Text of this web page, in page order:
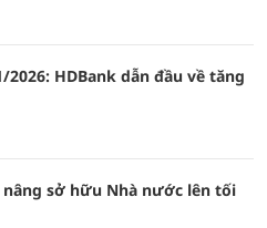
HDBank dẫn đầu về tăng
sở hữu Nhà nước lên tối